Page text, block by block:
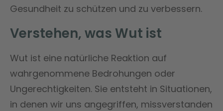
Gesundheit zu schützen und zu verbessern.
Verstehen, was Wut ist
Wut ist eine natürliche Reaktion auf
wahrgenommene Bedrohungen oder
Ungerechtigkeiten. Sie entsteht in Situationen,
in denen wir uns angegriffen, missverstanden